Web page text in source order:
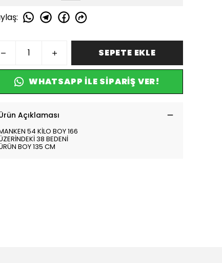
:
SEPETE EKLE
WHATSAPP ILE SIPARIŞ VER!
Açıklaması
54 KİLO BOY 166
38 BEDENİ
BOY 135 CM